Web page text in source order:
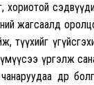
хориотой
жагсаалд
түүхийг
үргэлж
өдөр